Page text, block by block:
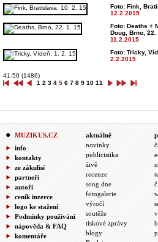
Foto: Fink,
12.2.2015
Foto: Deaths +
Doug, Brno, 22.
11.2.2015
Foto: Tricky,
2.2.2015
41-50 (1486)
1 2 3 4 5 6 7 8 9 10 11
MUZIKUS.CZ
info
kontakty
ze zákulisí
partneři
autoři
ceník inzerce
logo ke stažení
Podmínky používání
nápověda & FAQ
komentáře
aktuálně
novinky
publicistika
živě
recenze
song dne
fotogalerie
výročí
soutěže
tiskové zprávy
blogy